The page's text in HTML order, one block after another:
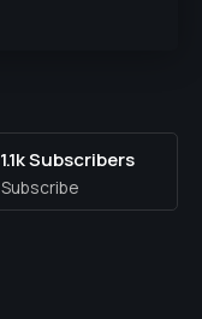
1.1kSubscribers
Subscribe